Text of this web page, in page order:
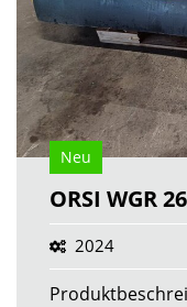
Neu
ORSI WGR
2024